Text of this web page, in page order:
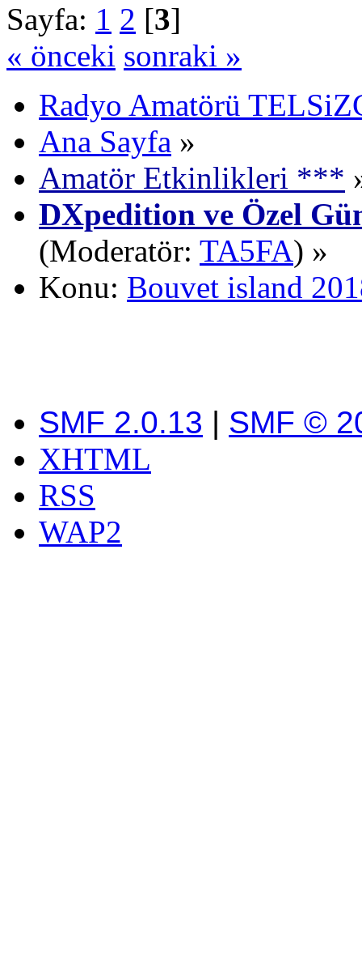
Sayfa: 1 2 [3]
« önceki sonraki »
Radyo Amatörü
Ana Sayfa »
Amatör Etkinlikleri ***
DXpedition ve Özel
(Moderatör: TA5FA) »
Konu: Bouvet island
SMF 2.0.13 | SMF ©
XHTML
RSS
WAP2